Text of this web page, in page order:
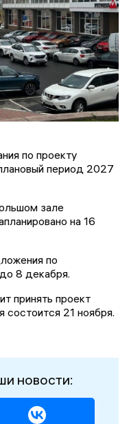
по проекту
период 2027
зале
на 16
по
8 декабря.
принять проект
21 ноября.
новости: